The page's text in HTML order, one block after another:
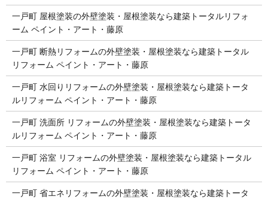
一戸町 屋根塗装の外壁塗装・屋根塗装なら建築トータルリフォ
ーム ペイント・アート・藤原
一戸町 断熱リフォームの外壁塗装・屋根塗装なら建築トータル
リフォーム ペイント・アート・藤原
一戸町 水回りリフォームの外壁塗装・屋根塗装なら建築トータ
ルリフォーム ペイント・アート・藤原
一戸町 洗面所 リフォームの外壁塗装・屋根塗装なら建築トータ
ルリフォーム ペイント・アート・藤原
一戸町 浴室 リフォームの外壁塗装・屋根塗装なら建築トータル
リフォーム ペイント・アート・藤原
一戸町 省エネリフォームの外壁塗装・屋根塗装なら建築トータ